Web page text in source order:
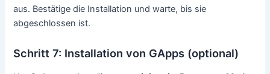
aus. Bestätige die Installation und warte, bis sie
abgeschlossen ist.
Schritt 7: Installation von GApps (optional)